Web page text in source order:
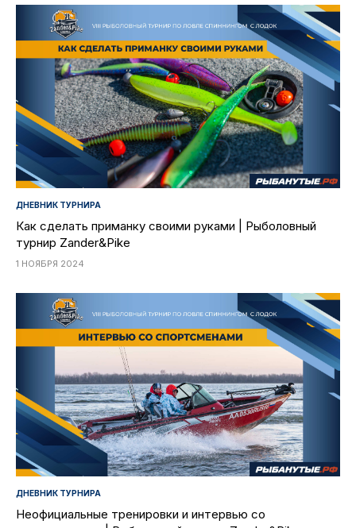
ДНЕВНИК ТУРНИРА
Как сделать приманку своими руками | Рыболовный
турнир Zander&Pike
1 НОЯБРЯ 2024
ДНЕВНИК ТУРНИРА
Неофициальные тренировки и интервью со